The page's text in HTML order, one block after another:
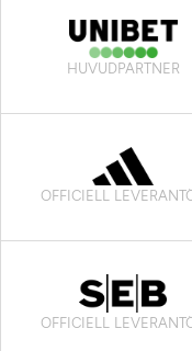
HUVUDPARTNER
OFFICIELL
OFFICIELL